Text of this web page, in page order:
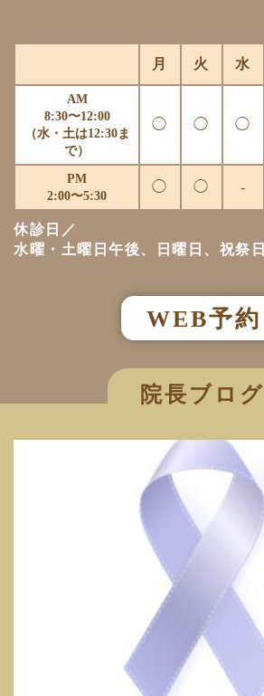
月 火 水
AM
8:30〜12:00
（水・土は12:30ま
で）
◯ ◯ ◯
PM
2:00〜5:30
◯ ◯ -
休診日／
水曜・土曜日午後、日曜日、祝祭日
WEB予約
院長ブログ